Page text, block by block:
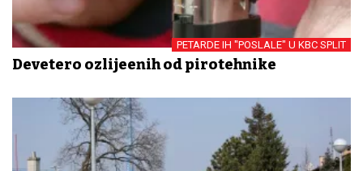
PETARDE IH "POSLALE" U KBC SPLIT
Devetero ozlijeđenih od pirotehnike